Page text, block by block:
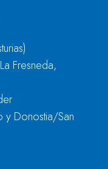
Fresneda,
y Donostia/San